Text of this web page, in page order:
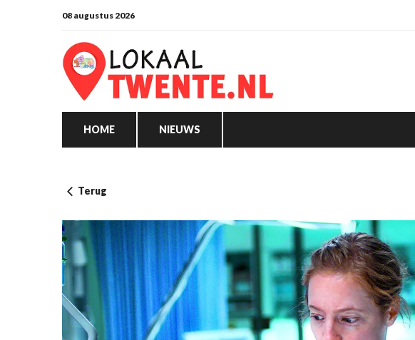
08 augustus 2026
HOME NIEUWS
Terug